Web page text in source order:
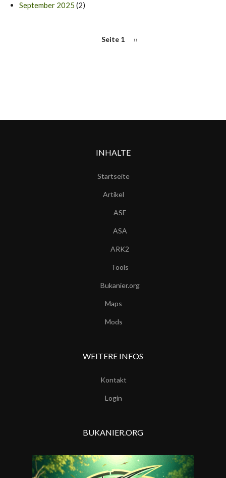
September 2025 (2)
SEITENNUMMERIERUNG
Seite 1
Nächste
››
INHALTE
Startseite
Artikel
ASE
ASA
ARK2
Tools
Bukanier.org
Maps
Mods
WEITERE INFOS
Kontakt
Login
BUKANIER.ORG